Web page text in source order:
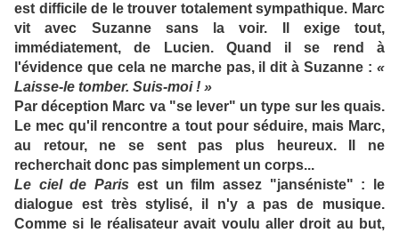
est difficile de le trouver totalement sympathique. Marc
vit avec Suzanne sans la voir. Il exige tout,
immédiatement, de Lucien. Quand il se rend à
l'évidence que cela ne marche pas, il dit à Suzanne : «
Laisse-le tomber. Suis-moi ! »
Par déception Marc va "se lever" un type sur les quais.
Le mec qu'il rencontre a tout pour séduire, mais Marc,
au retour, ne se sent pas plus heureux. Il ne
recherchait donc pas simplement un corps...
Le ciel de Paris est un film assez "janséniste" : le
dialogue est très stylisé, il n'y a pas de musique.
Comme si le réalisateur avait voulu aller droit au but,